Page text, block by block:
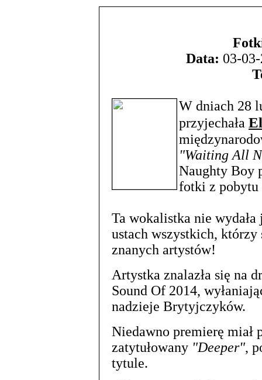
Data: 03-
W dniach 28
przyjechała
"Waiting All
Naughty Boy
fotki z pobytu
Ta wokalistka nie wydała
ustach wszystkich, którzy
znanych artystów!
Artystka znalazła się na
Sound Of 2014,
nadzieje Brytyjczyków.
Niedawno premierę
zatytułowany "Deeper",
tytule.